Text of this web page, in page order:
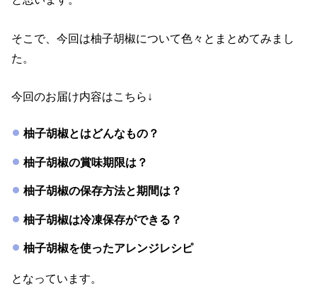
そこで、今回は柚子胡椒について色々とまとめてみまし
た。
今回のお届け内容はこちら↓
柚子胡椒とはどんなもの？
柚子胡椒の賞味期限は？
柚子胡椒の保存方法と期間は？
柚子胡椒は冷凍保存ができる？
柚子胡椒を使ったアレンジレシピ
となっています。